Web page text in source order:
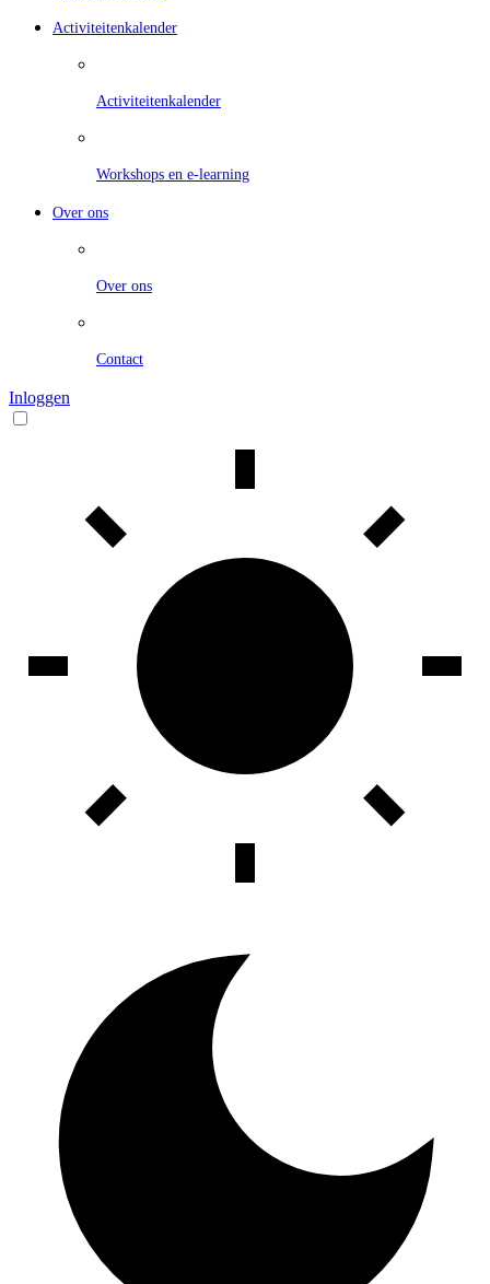
Activiteitenkalender
Activiteitenkalender
Workshops en e-learning
Over ons
Over ons
Contact
Inloggen